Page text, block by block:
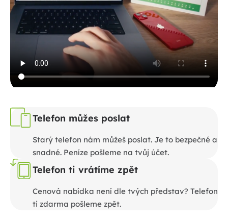
Telefon můžes poslat
Starý telefon nám můžeš poslat. Je to bezpečné a
snadné. Peníze pošleme na tvůj účet.
Telefon ti vrátíme zpět
Cenová nabídka není dle tvých představ? Telefon
ti zdarma pošleme zpět.